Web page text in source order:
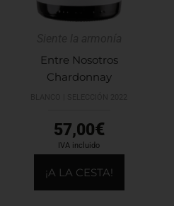
Entre Nosotros
Chardonnay
57,00€
IVA incluido
¡A LA CESTA!